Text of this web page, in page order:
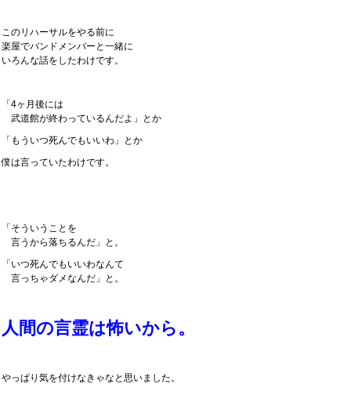
このリハーサルをやる前に
楽屋でバンドメンバーと一緒に
いろんな話をしたわけです。
「4ヶ月後には
武道館が終わっているんだよ」とか
「もういつ死んでもいいわ」とか
僕は言っていたわけです。
「そういうことを
言うから落ちるんだ」と。
「いつ死んでもいいわなんて
言っちゃダメなんだ」と。
人間の言霊は怖いから。
やっぱり気を付けなきゃなと思いました。